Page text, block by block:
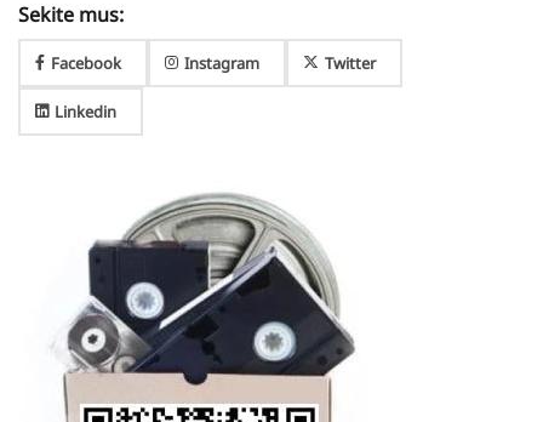
Sekite mus:
Facebook Instagram Twitter
Linkedin